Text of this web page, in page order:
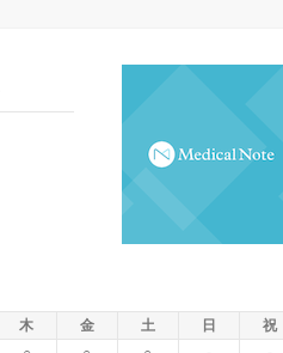
木 金 土 日
祝